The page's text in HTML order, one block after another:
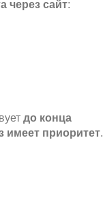
через сайт:
до конца
имеет приоритет.